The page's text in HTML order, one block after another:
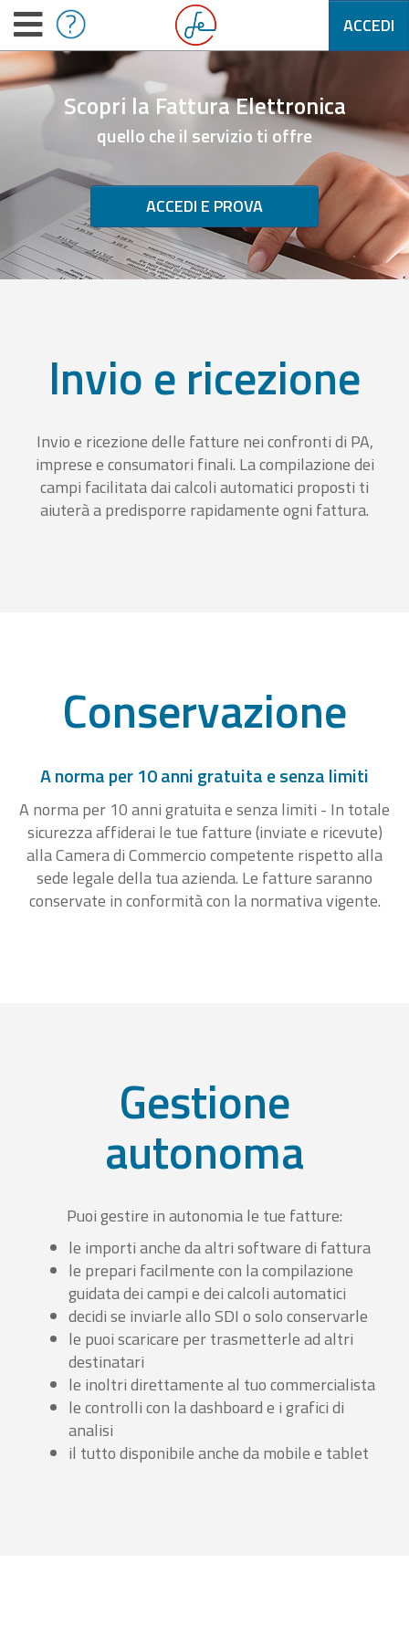
ACCEDI
Scopri la Fattura Elettronica
quello che il servizio ti offre
ACCEDI E PROVA
Invio e ricezione
Invio e ricezione delle fatture nei confronti di PA,
imprese e consumatori finali. La compilazione dei
campi facilitata dai calcoli automatici proposti ti
aiuterà a predisporre rapidamente ogni fattura.
Conservazione
A norma per 10 anni gratuita e senza limiti
A norma per 10 anni gratuita e senza limiti - In totale
sicurezza affiderai le tue fatture (inviate e ricevute)
alla Camera di Commercio competente rispetto alla
sede legale della tua azienda. Le fatture saranno
conservate in conformità con la normativa vigente.
Gestione
autonoma
Puoi gestire in autonomia le tue fatture:
le importi anche da altri software di fattura
le prepari facilmente con la compilazione
guidata dei campi e dei calcoli automatici
decidi se inviarle allo SDI o solo conservarle
le puoi scaricare per trasmetterle ad altri
destinatari
le inoltri direttamente al tuo commercialista
le controlli con la dashboard e i grafici di
analisi
il tutto disponibile anche da mobile e tablet